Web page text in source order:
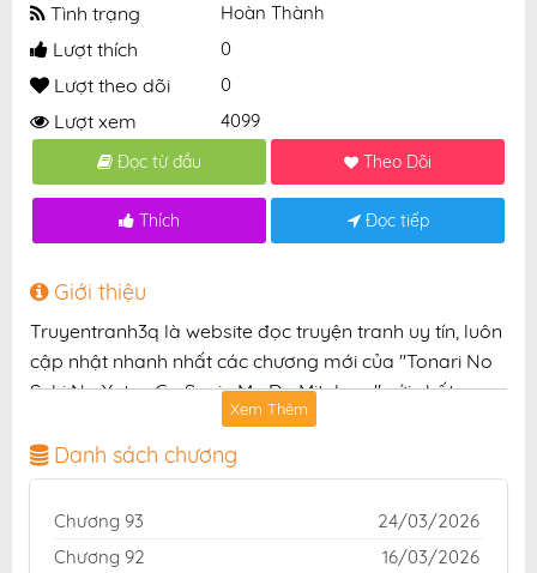
Tình trạng Hoàn Thành
Lượt thích 0
Lượt theo dõi 0
Lượt xem 4099
Đọc từ đầu Theo Dõi
Thích Đọc tiếp
Giới thiệu
Truyentranh3q là website đọc truyện tranh uy tín, luôn
cập nhật nhanh nhất các chương mới của "Tonari No
Seki No Yatsu Ga Souiu Me De Mitekuru" với chất
lượng hình ảnh sắc nét, bản dịch chuẩn và giao diện
thân thiện, mang đến trải nghiệm đọc truyện hấp dẫn,
tiện lợi, hoàn toàn miễn phí cho độc giả yêu thích
truyện tranh online.
Xem Thêm
Danh sách chương
Chương 93
24/03/2026
Chương 92
16/03/2026